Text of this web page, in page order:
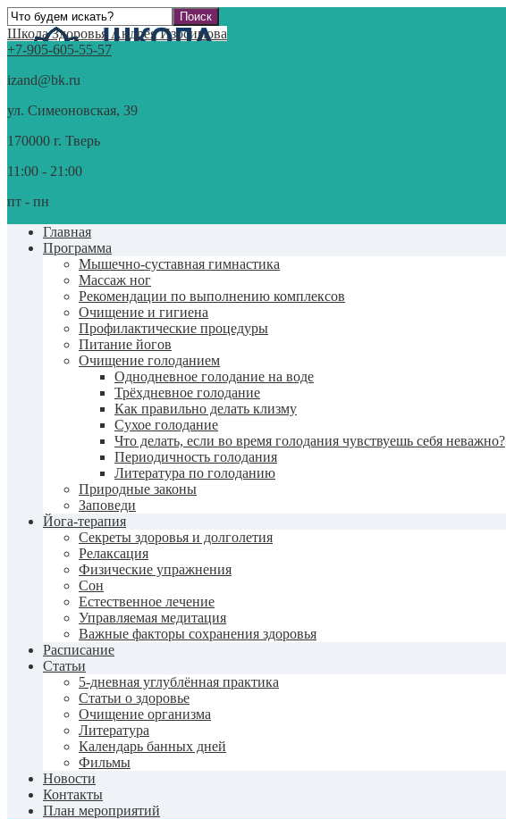
Школа Здоровья Андрея Изосимова
+7-905-605-55-57
izand@bk.ru
ул. Симеоновская, 39
170000 г. Тверь
11:00 - 21:00
пт - пн
Главная
Программа
Мышечно-суставная гимнастика
Массаж ног
Рекомендации по выполнению комплексов
Очищение и гигиена
Профилактические процедуры
Питание йогов
Очищение голоданием
Однодневное голодание на воде
Трёхдневное голодание
Как правильно делать клизму
Сухое голодание
Что делать, если во время голодания чувствуешь себя неважно?
Периодичность голодания
Литература по голоданию
Природные законы
Заповеди
Йога-терапия
Секреты здоровья и долголетия
Релаксация
Физические упражнения
Сон
Естественное лечение
Управляемая медитация
Важные факторы сохранения здоровья
Расписание
Статьи
5-дневная углублённая практика
Статьи о здоровье
Очищение организма
Литература
Календарь банных дней
Фильмы
Новости
Контакты
План мероприятий